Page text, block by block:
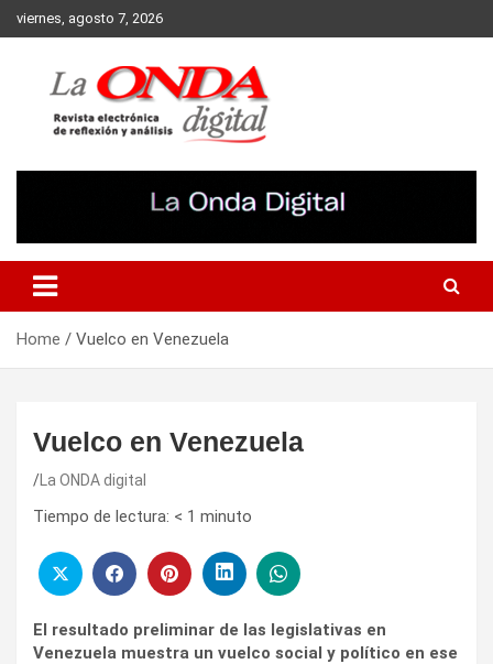
Skip
to
viernes, agosto 7, 2026
Home Vuelco en Venezuela
Vuelco en Venezuela
La ONDA digital
Tiempo de lectura: < 1 minuto
El resultado preliminar de las legislativas en
Venezuela muestra un vuelco social y político en ese